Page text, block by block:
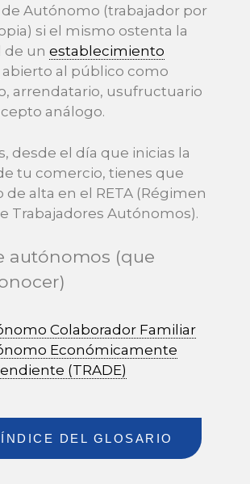
Autónomo (trabajador por
si el mismo ostenta la
de un establecimiento
abierto al público como
arrendatario, usufructuario
análogo.
desde el día que inicias la
tu comercio, tienes que
de alta en el RETA (Régimen
Trabajadores Autónomos).
autónomos (que
Colaborador Familiar
Económicamente
(TRADE)
DEL GLOSARIO